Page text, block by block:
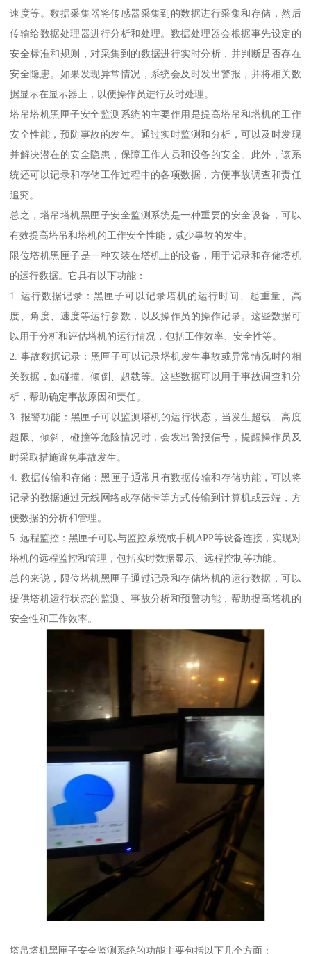
速度等。数据采集器将传感器采集到的数据进行采集和存储，然后
传输给数据处理器进行分析和处理。数据处理器会根据事先设定的
安全标准和规则，对采集到的数据进行实时分析，并判断是否存在
安全隐患。如果发现异常情况，系统会及时发出警报，并将相关数
据显示在显示器上，以便操作员进行及时处理。
塔吊塔机黑匣子安全监测系统的主要作用是提高塔吊和塔机的工作
安全性能，预防事故的发生。通过实时监测和分析，可以及时发现
并解决潜在的安全隐患，保障工作人员和设备的安全。此外，该系
统还可以记录和存储工作过程中的各项数据，方便事故调查和责任
追究。
总之，塔吊塔机黑匣子安全监测系统是一种重要的安全设备，可以
有效提高塔吊和塔机的工作安全性能，减少事故的发生。
限位塔机黑匣子是一种安装在塔机上的设备，用于记录和存储塔机
的运行数据。它具有以下功能：
1. 运行数据记录：黑匣子可以记录塔机的运行时间、起重量、高
度、角度、速度等运行参数，以及操作员的操作记录。这些数据可
以用于分析和评估塔机的运行情况，包括工作效率、安全性等。
2. 事故数据记录：黑匣子可以记录塔机发生事故或异常情况时的相
关数据，如碰撞、倾倒、超载等。这些数据可以用于事故调查和分
析，帮助确定事故原因和责任。
3. 报警功能：黑匣子可以监测塔机的运行状态，当发生超载、高度
超限、倾斜、碰撞等危险情况时，会发出警报信号，提醒操作员及
时采取措施避免事故发生。
4. 数据传输和存储：黑匣子通常具有数据传输和存储功能，可以将
记录的数据通过无线网络或存储卡等方式传输到计算机或云端，方
便数据的分析和管理。
5. 远程监控：黑匣子可以与监控系统或手机APP等设备连接，实现对
塔机的远程监控和管理，包括实时数据显示、远程控制等功能。
总的来说，限位塔机黑匣子通过记录和存储塔机的运行数据，可以
提供塔机运行状态的监测、事故分析和预警功能，帮助提高塔机的
安全性和工作效率。
塔吊塔机黑匣子安全监测系统的功能主要包括以下几个方面：